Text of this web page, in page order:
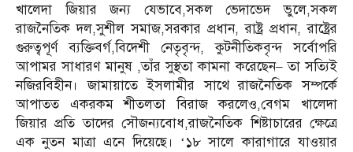
খালেদা জিয়ার জন্য যেভাবে,সকল ভেদাভেদ ভুলে,সকল
রাজনৈতিক দল,সুশীল সমাজ,সরকার প্রধান, রাষ্ট্র প্রধান, রাষ্ট্রের
গুরুত্বপূর্ণ ব্যক্তিবর্গ,বিদেশী নেতৃবৃন্দ, কুটনীতিকবৃন্দ সর্বোপরি
আপামর সাধারণ মানুষ ,তাঁর সুস্থতা কামনা করেছেন– তা সত্যিই
নজিরবিহীন। জামায়াতে ইসলামীর সাথে রাজনৈতিক সম্পর্কে
আপাতত একরকম শীতলতা বিরাজ করলেও,বেগম খালেদা
জিয়ার প্রতি তাদের সৌজন্যবোধ,রাজনৈতিক শিষ্টাচারের ক্ষেত্রে
এক নুতন মাত্রা এনে দিয়েছে। ‘১৮ সালে কারাগারে যাওয়ার